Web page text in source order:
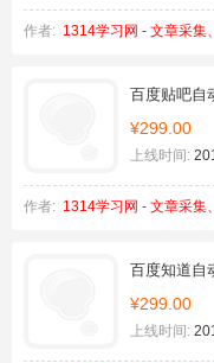
作者: 1314学习网 - 文章采集
百度贴吧自
¥299.00
上线时间:
作者: 1314学习网 - 文章采集
百度知道自
¥299.00
上线时间: